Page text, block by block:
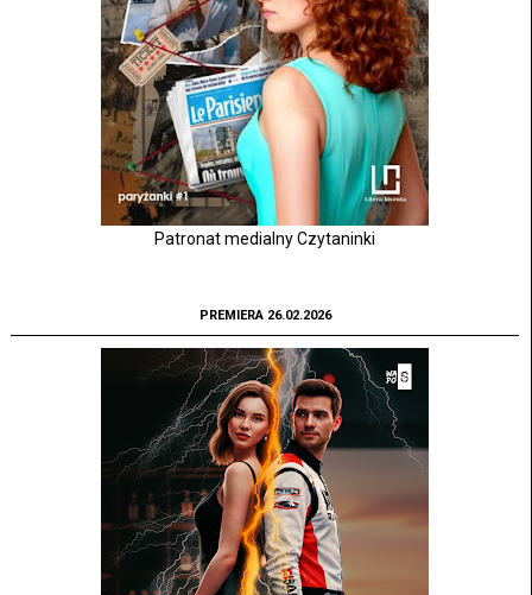
Patronat medialny Czytaninki
PREMIERA 26.02.2026